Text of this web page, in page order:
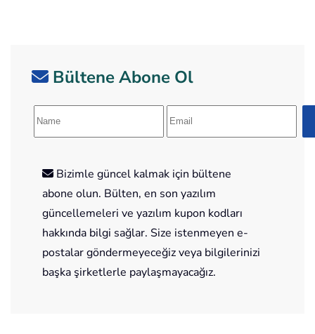
Bültene Abone Ol
Bizimle güncel kalmak için bültene
abone olun. Bülten, en son yazılım
güncellemeleri ve yazılım kupon kodları
hakkında bilgi sağlar. Size istenmeyen e-
postalar göndermeyeceğiz veya bilgilerinizi
başka şirketlerle paylaşmayacağız.